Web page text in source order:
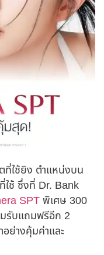
ที่ใช้ยิง ตำแหน่งบน
ใช้ ซึ่งที่ Dr. Bank
SPTพิเศษ 300
รับแถมฟรีอีก 2
ย่างคุ้มค่าและ